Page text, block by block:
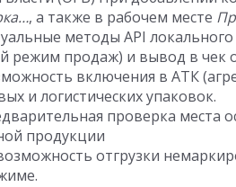
, а также в рабочем месте
методы API локального
режим продаж) и вывод в чек
включения в АТК
и логистических упаковок.
проверка места
продукции
отгрузки